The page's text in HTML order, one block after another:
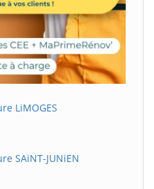
LiMOGES
SAiNT-JUNiEN